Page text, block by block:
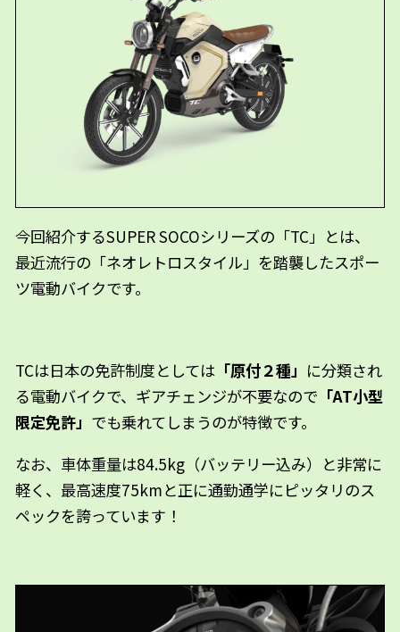
今回紹介するSUPER SOCOシリーズの「TC」とは、
最近流行の「ネオレトロスタイル」を踏襲したスポー
ツ電動バイクです。
TCは日本の免許制度としては 「原付２種」 に分類され
る電動バイクで、ギアチェンジが不要なので 「AT小型
限定免許」 でも乗れてしまうのが特徴です。
なお、車体重量は84.5kg（バッテリー込み）と非常に
軽く、最高速度75kmと正に通勤通学にピッタリのス
ペックを誇っています！